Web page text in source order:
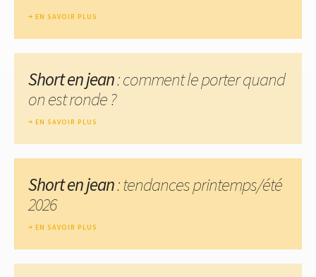
EN SAVOIR PLUS
Short en jean: comment le porter quand
on est ronde ?
EN SAVOIR PLUS
Short en jean: tendances printemps/été
2026
EN SAVOIR PLUS